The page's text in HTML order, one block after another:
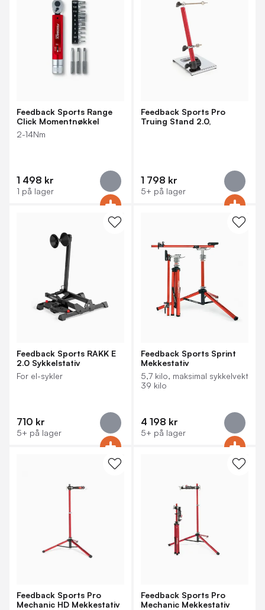
Feedback Sports Range
Click Momentnøkkel
2-14Nm
1 498 kr
1 på lager
Feedback Sports Pro
Truing Stand 2.0,
1 798 kr
5+ på lager
Feedback Sports RAKK E
2.0 Sykkelstativ
For el-sykler
710 kr
5+ på lager
Feedback Sports Sprint
Mekkestativ
5,7 kilo, maksimal sykkelvekt
39 kilo
4 198 kr
5+ på lager
Feedback Sports Pro
Mechanic HD Mekkestativ
Feedback Sports Pro
Mechanic Mekkestativ